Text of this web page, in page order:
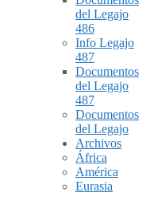
del Legajo
486
Info Legajo
487
Documentos
del Legajo
487
Documentos
del Legajo
Archivos
África
América
Eurasia